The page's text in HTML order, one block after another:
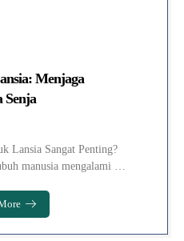
Menjaga
Senja
Lansia Sangat Penting?
manusia mengalami …